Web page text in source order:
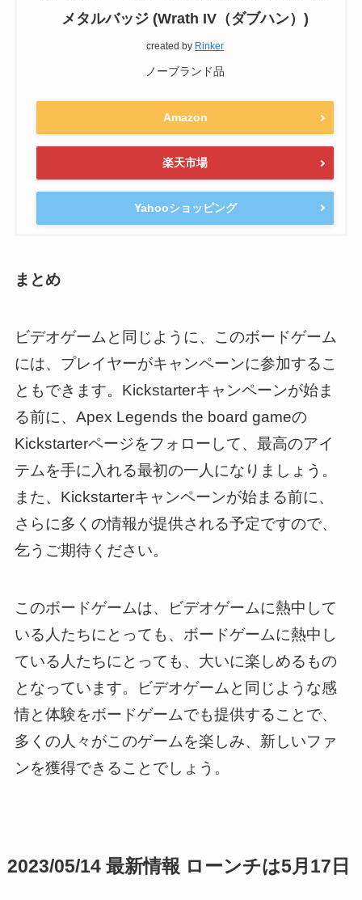
メタルバッジ (Wrath IV（ダブハン）)
created by Rinker
ノーブランド品
Amazon
楽天市場
Yahooショッピング
まとめ
ビデオゲームと同じように、このボードゲーム
には、プレイヤーがキャンペーンに参加するこ
ともできます。Kickstarterキャンペーンが始ま
る前に、Apex Legends the board gameの
Kickstarterページをフォローして、最高のアイ
テムを手に入れる最初の一人になりましょう。
また、Kickstarterキャンペーンが始まる前に、
さらに多くの情報が提供される予定ですので、
乞うご期待ください。
このボードゲームは、ビデオゲームに熱中して
いる人たちにとっても、ボードゲームに熱中し
ている人たちにとっても、大いに楽しめるもの
となっています。ビデオゲームと同じような感
情と体験をボードゲームでも提供することで、
多くの人々がこのゲームを楽しみ、新しいファ
ンを獲得できることでしょう。
2023/05/14 最新情報 ローンチは5月17日